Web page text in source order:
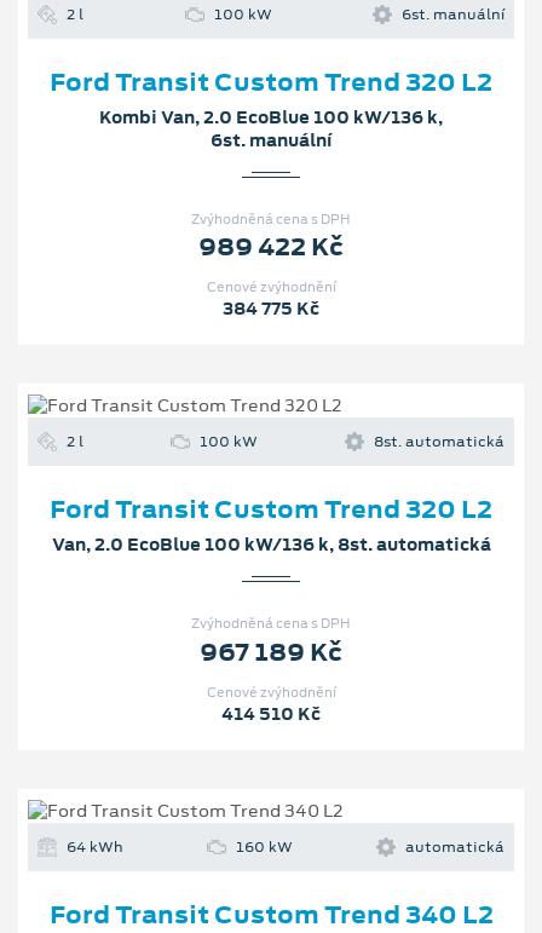
2 l 100 kW 6st. manuální
Ford Transit Custom Trend 320 L2
Kombi Van, 2.0 EcoBlue 100 kW/136 k,
6st. manuální
Zvýhodněná cena s DPH
989 422 Kč
Cenové zvýhodnění
384 775 Kč
2 l 100 kW 8st. automatická
Ford Transit Custom Trend 320 L2
Van, 2.0 EcoBlue 100 kW/136 k, 8st. automatická
Zvýhodněná cena s DPH
967 189 Kč
Cenové zvýhodnění
414 510 Kč
64 kWh 160 kW automatická
Ford Transit Custom Trend 340 L2